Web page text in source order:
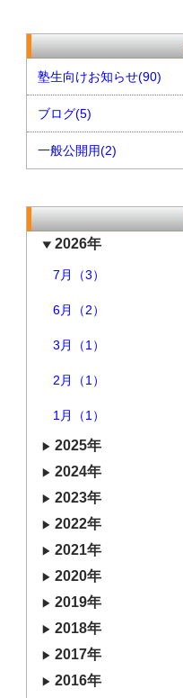
塾生向けお知らせ(90)
ブログ(5)
一般公開用(2)
2026年
7月（3）
6月（2）
3月（1）
2月（1）
1月（1）
2025年
2024年
2023年
2022年
2021年
2020年
2019年
2018年
2017年
2016年